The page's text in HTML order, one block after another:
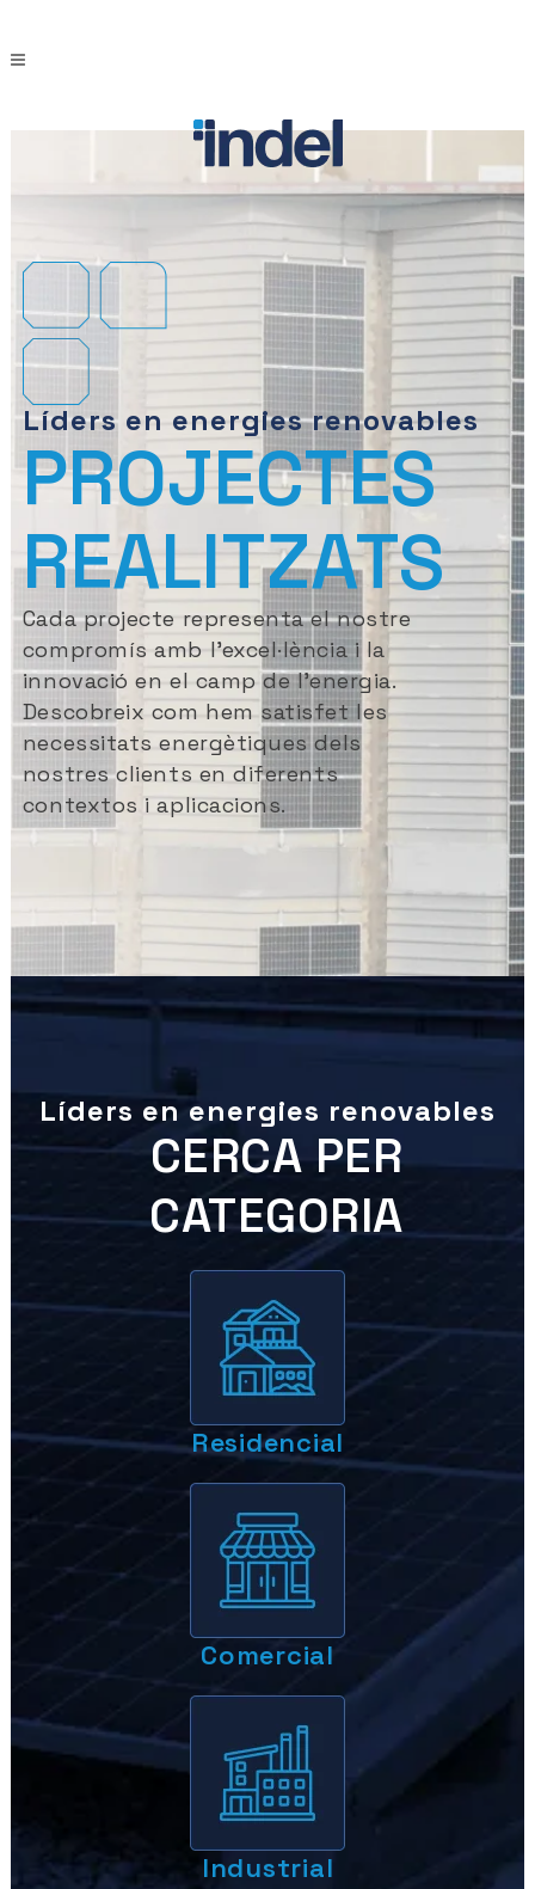
Líders en energies renovables
PROJECTES
REALITZATS
Cada projecte representa el nostre
compromís amb l’excel·lència i la
innovació en el camp de l’energia.
Descobreix com hem satisfet les
necessitats energètiques dels
nostres clients en diferents
contextos i aplicacions.
Líders en energies renovables
CERCA PER
CATEGORIA
Residencial
Comercial
Industrial